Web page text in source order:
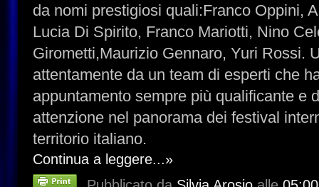
da nomi prestigiosi quali:Franco Oppini,
Lucia Di Spirito, Franco Mariotti, Nino
Girometti,Maurizio Gennaro, Yuri Rossi.
attentamente da un team di esperti che
appuntamento sempre più qualificante e
attenzione nel panorama dei festival
territorio italiano.
Continua a leggere...»